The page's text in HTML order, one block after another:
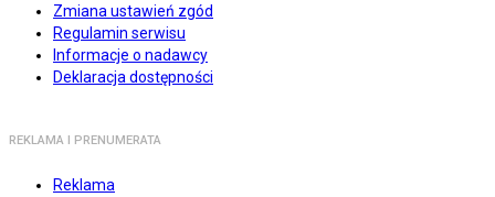
Zmiana ustawień zgód
Regulamin serwisu
Informacje o nadawcy
Deklaracja dostępności
REKLAMA I PRENUMERATA
Reklama